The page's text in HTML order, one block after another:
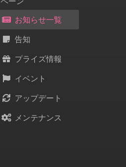
お知らせ一覧
告知
プライズ情報
イベント
アップデート
メンテナンス